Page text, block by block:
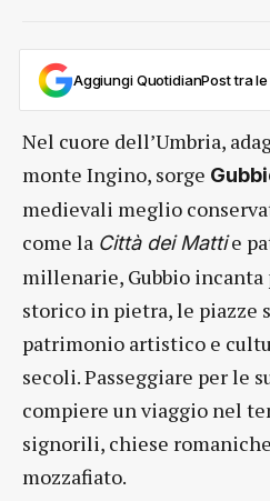
Aggiungi QuotidianPost tra
Nel cuore dell’Umbria,
monte Ingino, sorge
medievali meglio
come la Città dei Mattie
millenarie, Gubbio
storico in pietra, le piazze
patrimonio artistico e
secoli. Passeggiare per le
compiere un viaggio nel
signorili, chiese
mozzafiato.